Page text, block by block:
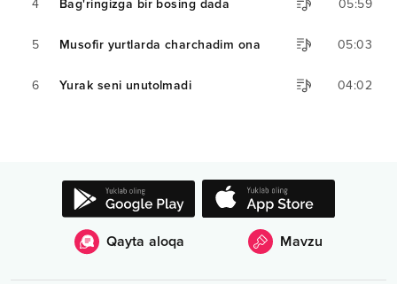
4 Bag'ringizga bir bosing dada 05:59
5 Musofir yurtlarda charchadim ona 05:03
6 Yurak seni unutolmadi 04:02
Qayta aloqa Mavzu